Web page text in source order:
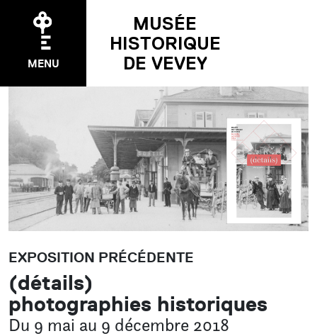
MENU
MUSÉE
HISTORIQUE
DE VEVEY
EXPOSITIONS
Temporaire
Permanente
Précédentes
ÉVÉNEMENTS
Agenda
Pakomuzé
Nuit des musées
En famille aux musées
EXPOSITION PRÉCÉDENTE
(détails)
photographies historiques
Du 9 mai au 9 décembre 2018